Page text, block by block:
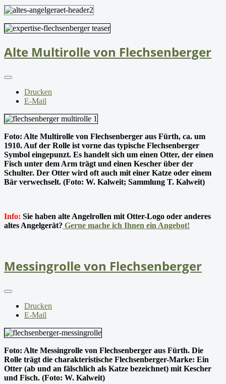
Alte Multirolle von Flechsenberger
Drucken
E-Mail
Foto: Alte Multirolle von Flechsenberger aus Fürth, ca. um
1910. Auf der Rolle ist vorne das typische Flechsenberger
Symbol eingepunzt. Es handelt sich um einen Otter, der einen
Fisch unter dem Arm trägt und einen Kescher über der
Schulter. Der Otter wird oft auch mit einer Katze oder einem
Bär verwechselt. (Foto: W. Kalweit; Sammlung T. Kalweit)
Info: Sie haben alte Angelrollen mit Otter-Logo oder anderes
altes Angelgerät? Gerne mache ich Ihnen ein Angebot!
Messingrolle von Flechsenberger
Drucken
E-Mail
Foto: Alte Messingrolle von Flechsenberger aus Fürth. Die
Rolle trägt die charakteristische Flechsenberger-Marke: Ein
Otter (ab und an fälschlich als Katze bezeichnet) mit Kescher
und Fisch. (Foto: W. Kalweit)